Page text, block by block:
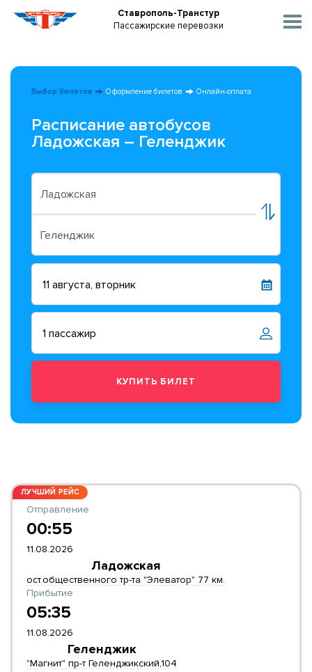
Ставрополь-Транстур
Пассажирские перевозки
Выбор билетов Оформление билетов Онлайн-оплата
Расписание автобусов
Ладожская – Геленджик
ЛУЧШИЙ РЕЙС
Отправление
00:55
11.08.2026
Ладожская
ост.общественного тр-та "Элеватор" 77 км.
Прибытие
05:35
11.08.2026
Геленджик
"Магнит" пр-т Геленджикский,104